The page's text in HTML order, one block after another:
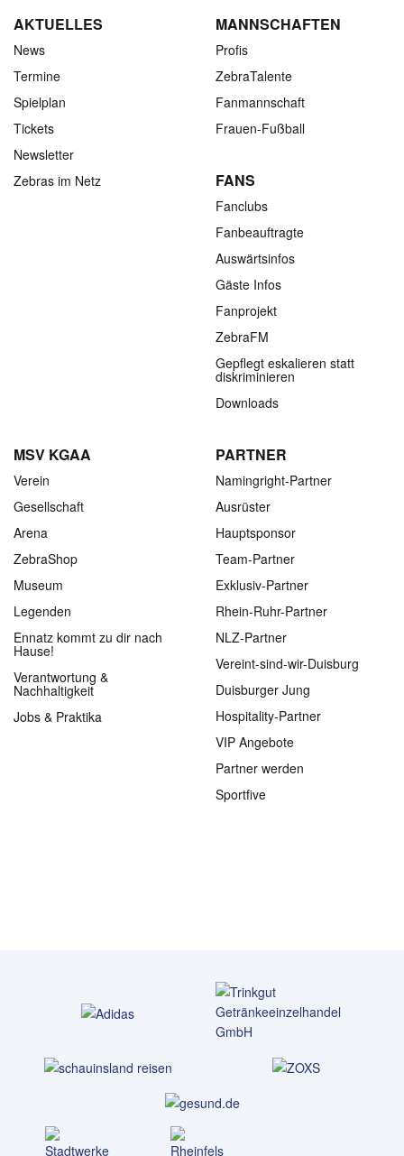
AKTUELLES
News
Termine
Spielplan
Tickets
Newsletter
Zebras im Netz
MANNSCHAFTEN
Profis
ZebraTalente
Fanmannschaft
Frauen-Fußball
FANS
Fanclubs
Fanbeauftragte
Auswärtsinfos
Gäste Infos
Fanprojekt
ZebraFM
Gepflegt eskalieren statt
diskriminieren
Downloads
MSV KGAA
Verein
Gesellschaft
Arena
ZebraShop
Museum
Legenden
Ennatz kommt zu dir nach
Hause!
Verantwortung &
Nachhaltigkeit
Jobs & Praktika
PARTNER
Namingright-Partner
Ausrüster
Hauptsponsor
Team-Partner
Exklusiv-Partner
Rhein-Ruhr-Partner
NLZ-Partner
Vereint-sind-wir-Duisburg
Duisburger Jung
Hospitality-Partner
VIP Angebote
Partner werden
Sportfive